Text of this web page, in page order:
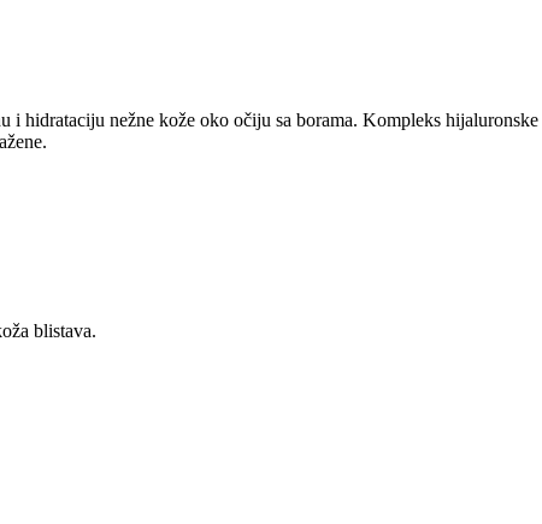
i hidrataciju nežne kože oko očiju sa borama. Kompleks
blistava.